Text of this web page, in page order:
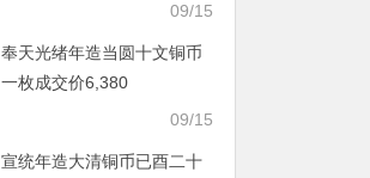
09/15
奉天光绪年造当圆十文铜币
一枚成交价6,380
09/15
宣统年造大清铜币已酉二十